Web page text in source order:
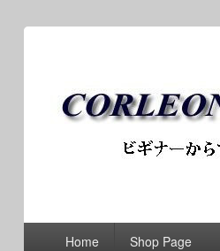
ブログ / ア
第1メニュー第1メニューのコンテンツま
第2メニューのコンテンツま
Home Shop Page